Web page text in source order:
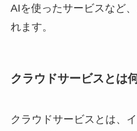
AIを使ったサービスなど
れます。
クラウドサービスとは
クラウドサービスとは、